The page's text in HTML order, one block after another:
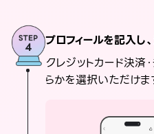
プロフィールを記入し
クレジットカード決済
らかを選択いただけま